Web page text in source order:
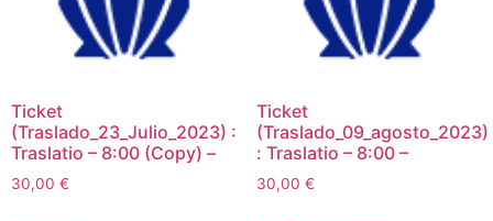
Ticket
(Traslado_23_Julio_2023) :
Traslatio – 8:00 (Copy) –
30,00 €
Ticket
(Traslado_09_agosto_2023)
: Traslatio – 8:00 –
30,00 €